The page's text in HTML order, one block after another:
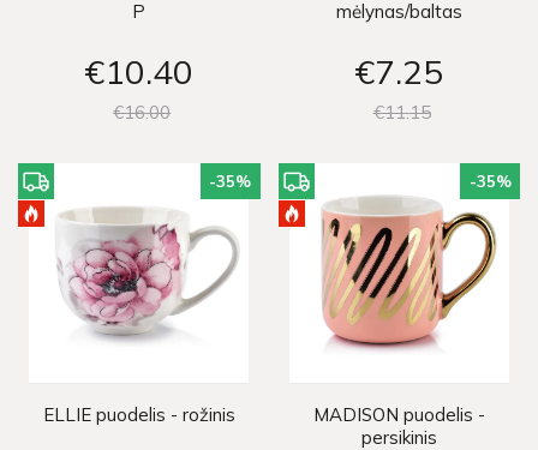
P
€10 40
€1600
mėlynas/baltas
€7 25
€1115
-35%
ELLIE puodelis - rožinis
-35%
MADISON puodelis -
persikinis